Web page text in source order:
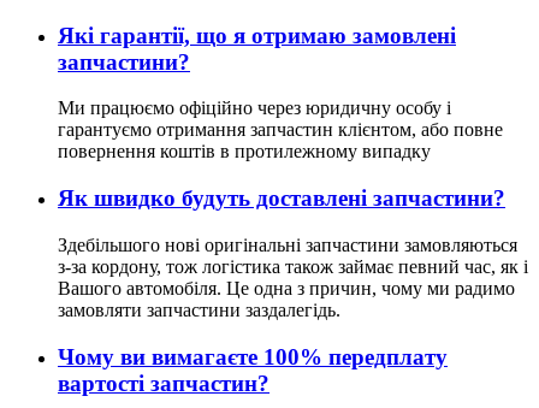
Які гарантії, що я отримаю замовлені
запчастини?
Ми працюємо офіційно через юридичну особу і
гарантуємо отримання запчастин клієнтом, або повне
повернення коштів в протилежному випадку
Як швидко будуть доставлені запчастини?
Здебільшого нові оригінальні запчастини замовляються
з-за кордону, тож логістика також займає певний час, як і
Вашого автомобіля. Це одна з причин, чому ми радимо
замовляти запчастини заздалегідь.
Чому ви вимагаєте 100% передплату
вартості запчастин?